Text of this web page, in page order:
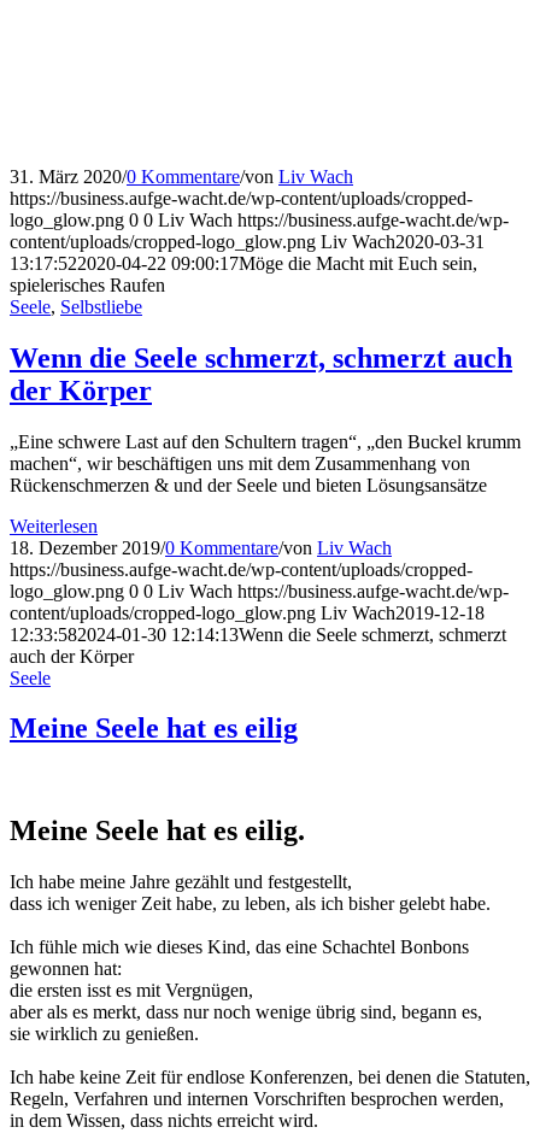
31. März 2020/0 Kommentare/von Liv Wach
https://business.aufge-wacht.de/wp-content/uploads/cropped-
logo_glow.png 0 0 Liv Wach https://business.aufge-wacht.de/wp-
content/uploads/cropped-logo_glow.png Liv Wach2020-03-31
13:17:522020-04-22 09:00:17Möge die Macht mit Euch sein,
spielerisches Raufen
Seele, Selbstliebe
Wenn die Seele schmerzt, schmerzt auch
der Körper
„Eine schwere Last auf den Schultern tragen“, „den Buckel krumm
machen“, wir beschäftigen uns mit dem Zusammenhang von
Rückenschmerzen & und der Seele und bieten Lösungsansätze
Weiterlesen
18. Dezember 2019/0 Kommentare/von Liv Wach
https://business.aufge-wacht.de/wp-content/uploads/cropped-
logo_glow.png 0 0 Liv Wach https://business.aufge-wacht.de/wp-
content/uploads/cropped-logo_glow.png Liv Wach2019-12-18
12:33:582024-01-30 12:14:13Wenn die Seele schmerzt, schmerzt
auch der Körper
Seele
Meine Seele hat es eilig
Meine Seele hat es eilig.
Ich habe meine Jahre gezählt und festgestellt,
dass ich weniger Zeit habe, zu leben, als ich bisher gelebt habe.
Ich fühle mich wie dieses Kind, das eine Schachtel Bonbons
gewonnen hat:
die ersten isst es mit Vergnügen,
aber als es merkt, dass nur noch wenige übrig sind, begann es,
sie wirklich zu genießen.
Ich habe keine Zeit für endlose Konferenzen, bei denen die Statuten,
Regeln, Verfahren und internen Vorschriften besprochen werden,
in dem Wissen, dass nichts erreicht wird.